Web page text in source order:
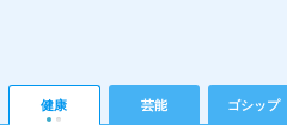
健康 芸能 ゴシップ